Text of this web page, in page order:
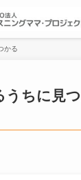
かる
うちに見